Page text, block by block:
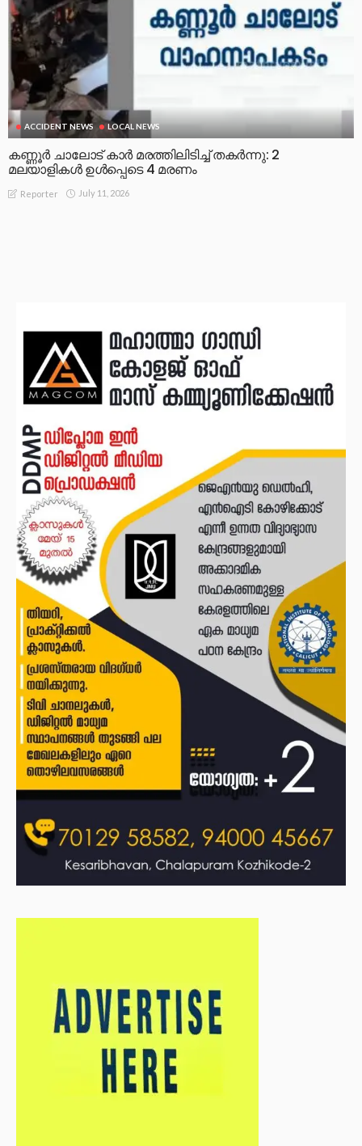
ACCIDENT NEWS LOCAL NEWS
കണ്ണൂർ ചാലോട് കാര്‍ മരത്തിലിടിച്ച് തകര്‍ന്നു: 2
മലയാളികൾ ഉൾപ്പെടെ 4 മരണം
Reporter July 11, 2026